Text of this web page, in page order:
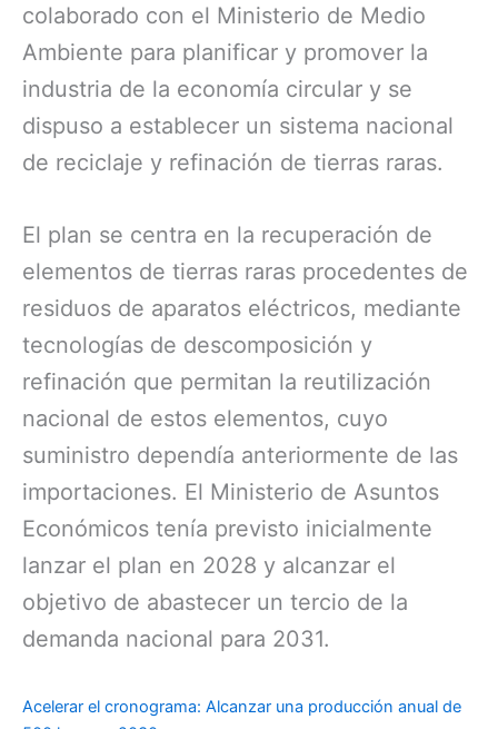
colaborado con el Ministerio de Medio
Ambiente para planificar y promover la
industria de la economía circular y se
dispuso a establecer un sistema nacional
de reciclaje y refinación de tierras raras.
El plan se centra en la recuperación de
elementos de tierras raras procedentes de
residuos de aparatos eléctricos, mediante
tecnologías de descomposición y
refinación que permitan la reutilización
nacional de estos elementos, cuyo
suministro dependía anteriormente de las
importaciones. El Ministerio de Asuntos
Económicos tenía previsto inicialmente
lanzar el plan en 2028 y alcanzar el
objetivo de abastecer un tercio de la
demanda nacional para 2031.
Acelerar el cronograma: Alcanzar una producción anual de